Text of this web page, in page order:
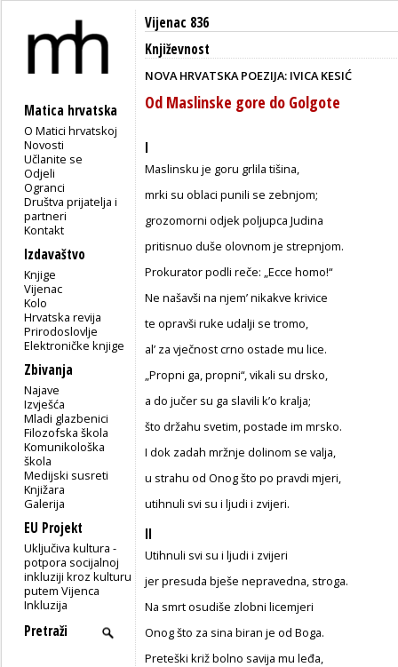
Matica hrvatska
O Matici hrvatskoj
Novosti
Učlanite se
Odjeli
Ogranci
Društva prijatelja i
partneri
Kontakt
Izdavaštvo
Knjige
Vijenac
Kolo
Hrvatska revija
Prirodoslovlje
Elektroničke knjige
Zbivanja
Najave
Izvješća
Mladi glazbenici
Filozofska škola
Komunikološka
škola
Medijski susreti
Knjižara
Galerija
EU Projekt
Uključiva kultura -
potpora socijalnoj
inkluziji kroz kulturu
putem Vijenca
Inkluzija
Vijenac 836
Književnost
NOVA HRVATSKA POEZIJA: IVICA KESIĆ
Od Maslinske gore do Golgote
I
Maslinsku je goru grlila tišina,
mrki su oblaci punili se zebnjom;
grozomorni odjek poljupca Judina
pritisnuo duše olovnom je strepnjom.
Prokurator podli reče: „Ecce homo!“
Ne našavši na njem’ nikakve krivice
te opravši ruke udalji se tromo,
al’ za vječnost crno ostade mu lice.
„Propni ga, propni“, vikali su drsko,
a do jučer su ga slavili k’o kralja;
što držahu svetim, postade im mrsko.
I dok zadah mržnje dolinom se valja,
u strahu od Onog što po pravdi mjeri,
utihnuli svi su i ljudi i zvijeri.
II
Utihnuli svi su i ljudi i zvijeri
jer presuda bješe nepravedna, stroga.
Na smrt osudiše zlobni licemjeri
Onog što za sina biran je od Boga.
Preteški križ bolno savija mu leđa,